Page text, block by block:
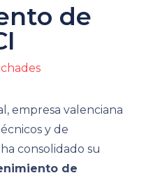
de
empresa valenciana
y de
consolidado su
de